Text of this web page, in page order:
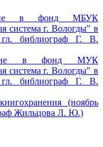
в фонд МБУК
система г. Вологды" в
гл. библиограф Г. В.
в фонд МУК
система г. Вологды" в
гл. библиограф Г. В.
(ноябрь
Жильцова Л. Ю.)